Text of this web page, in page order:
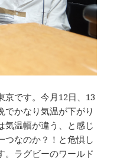
京です。今月12日、13
でかなり気温が下がり
気温幅が違う、と感じ
つなのか？！と危惧し
。ラグビーのワールド